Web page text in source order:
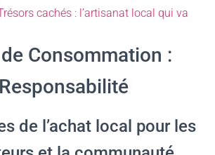
cachés : l’artisanat local qui va
Consommation :
de l’achat local pour les